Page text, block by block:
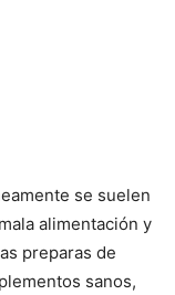
se suelen
alimentación y
preparas de
sanos,